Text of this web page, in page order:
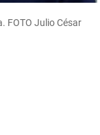
FOTO Julio César